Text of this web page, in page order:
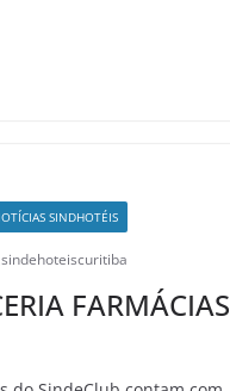
SINDHOTÉIS
sindehoteiscuritiba
FARMÁCIAS